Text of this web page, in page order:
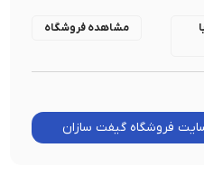
مشاهده فروشگاه
فروشگاه گیفت سازان